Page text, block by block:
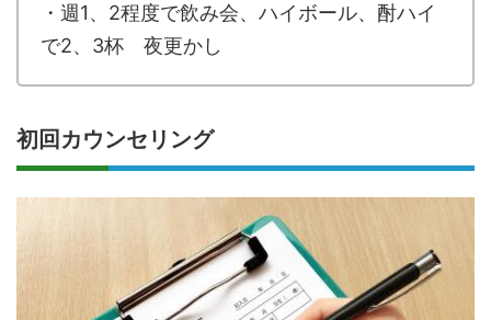
・週1、2程度で飲み会、ハイボール、酎ハイ
で2、3杯 夜更かし
初回カウンセリング